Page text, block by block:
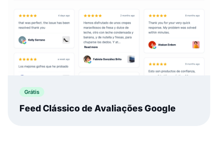
Grátis
Feed Clássico de Avaliações Google